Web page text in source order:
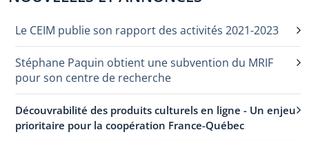
Le CEIM publie son rapport des activités 2021-2023
Stéphane Paquin obtient une subvention du MRIF
pour son centre de recherche
Découvrabilité des produits culturels en ligne - Un enjeu
prioritaire pour la coopération France-Québec